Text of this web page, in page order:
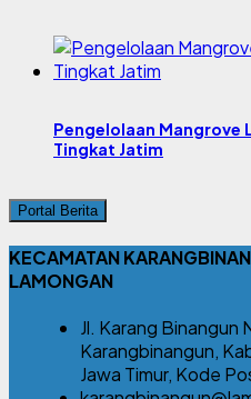
Pengelolaan Mangrove
Tingkat Jatim
Portal Berita
KECAMATAN
LAMONGAN
Jl. Karang Binangun
Karangbinangun,
Jawa Timur, Kode